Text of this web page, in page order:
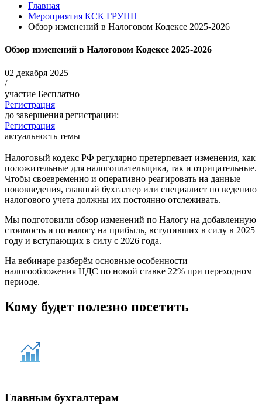
Главная
Мероприятия КСК ГРУПП
Обзор изменений в Налоговом Кодексе 2025-2026
Обзор изменений в Налоговом Кодексе 2025-2026
02 декабря 2025
/
участие Бесплатно
Регистрация
до завершения регистрации:
Регистрация
актуальность темы
Налоговый кодекс РФ регулярно претерпевает изменения, как
положительные для налогоплательщика, так и отрицательные.
Чтобы своевременно и оперативно реагировать на данные
нововведения, главный бухгалтер или специалист по ведению
налогового учета должны их постоянно отслеживать.
Мы подготовили обзор изменений по Налогу на добавленную
стоимость и по налогу на прибыль, вступивших в силу в 2025
году и вступающих в силу с 2026 года.
На вебинаре разберём основные особенности
налогообложения НДС по новой ставке 22% при переходном
периоде.
Кому будет полезно посетить
Главным бухгалтерам